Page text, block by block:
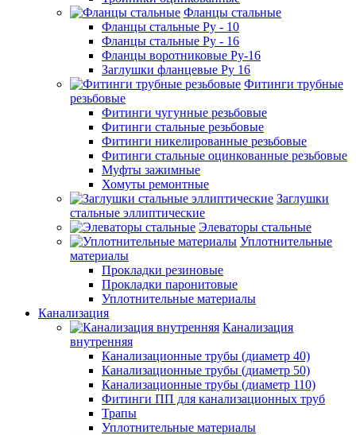
Фланцы стальные
Фланцы стальные Ру - 10
Фланцы стальные Ру - 16
Фланцы воротниковые Ру-16
Заглушки фланцевые Ру 16
Фитинги трубные
резьбовые
Фитинги чугунные резьбовые
Фитинги стальные резьбовые
Фитинги никелированные резьбовые
Фитинги стальные оцинкованные резьбовые
Муфты зажимные
Хомуты ремонтные
Заглушки
стальные эллиптические
Элеваторы стальные
Уплотнительные
материалы
Прокладки резиновые
Прокладки паронитовые
Уплотнительные материалы
Канализация
Канализация
внутренняя
Канализационные трубы (диаметр 40)
Канализационные трубы (диаметр 50)
Канализационные трубы (диаметр 110)
Фитинги ПП для канализационных труб
Трапы
Уплотнительные материалы